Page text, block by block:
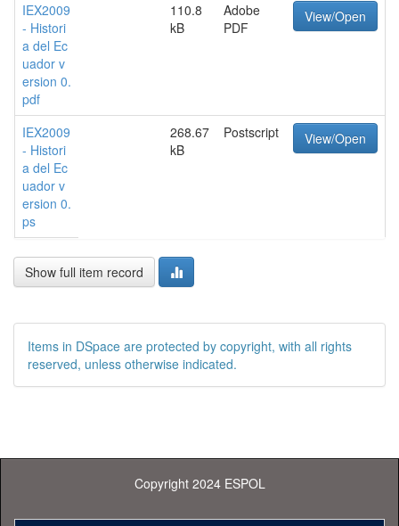
IEX2009
- Histori
a del Ec
uador v
ersion 0.
pdf
110.8
kB
Adobe
PDF
View/Open
IEX2009
- Histori
a del Ec
uador v
ersion 0.
ps
268.67
kB
Postscript View/Open
Show full item record
Items in DSpace are protected by copyright, with all rights
reserved, unless otherwise indicated.
Copyright 2024 ESPOL